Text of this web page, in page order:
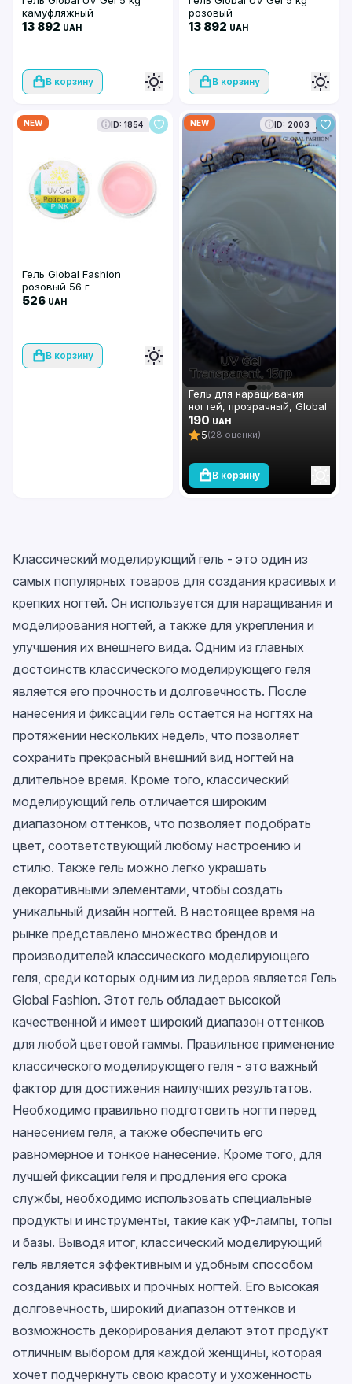
камуфляжный
13 892 UAH
В корзину
розовый
13 892 UAH
В корзину
NEW ID: 1854
Гель Global Fashion
розовый 56 г
526 UAH
В корзину
NEW ID: 2003
Гель для наращивания
ногтей, прозрачный, Global
Fashion Clear, 15 г
190 UAH
5(28 оценки)
В корзину
Классический моделирующий гель - это один из
самых популярных товаров для создания красивых и
крепких ногтей. Он используется для наращивания и
моделирования ногтей, а также для укрепления и
улучшения их внешнего вида. Одним из главных
достоинств классического моделирующего геля
является его прочность и долговечность. После
нанесения и фиксации гель остается на ногтях на
протяжении нескольких недель, что позволяет
сохранить прекрасный внешний вид ногтей на
длительное время. Кроме того, классический
моделирующий гель отличается широким
диапазоном оттенков, что позволяет подобрать
цвет, соответствующий любому настроению и
стилю. Также гель можно легко украшать
декоративными элементами, чтобы создать
уникальный дизайн ногтей. В настоящее время на
рынке представлено множество брендов и
производителей классического моделирующего
геля, среди которых одним из лидеров является Гель
Global Fashion. Этот гель обладает высокой
качественной и имеет широкий диапазон оттенков
для любой цветовой гаммы. Правильное применение
классического моделирующего геля - это важный
фактор для достижения наилучших результатов.
Необходимо правильно подготовить ногти перед
нанесением геля, а также обеспечить его
равномерное и тонкое нанесение. Кроме того, для
лучшей фиксации геля и продления его срока
службы, необходимо использовать специальные
продукты и инструменты, такие как уФ-лампы, топы
и базы. Выводя итог, классический моделирующий
гель является эффективным и удобным способом
создания красивых и прочных ногтей. Его высокая
долговечность, широкий диапазон оттенков и
возможность декорирования делают этот продукт
отличным выбором для каждой женщины, которая
хочет подчеркнуть свою красоту и ухоженность